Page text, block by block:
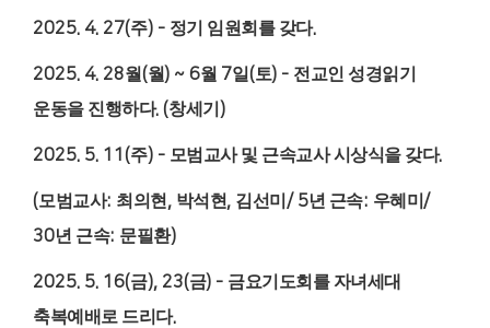
2025. 4. 27(주) - 정기 임원회를 갖다.
2025. 4. 28월(월) ~ 6월 7일(토) - 전교인 성경읽기
운동을 진행하다. (창세기 )
2025. 5. 11(주) - 모범교사 및 근속교사 시상식을 갖다.
(모범교사: 최의현 , 박석현, 김선미 / 5년 근속: 우혜미 /
30년 근속: 문필환)
2025. 5. 16(금), 23(금) - 금요기도회를 자녀세대
축복예배로 드리다.